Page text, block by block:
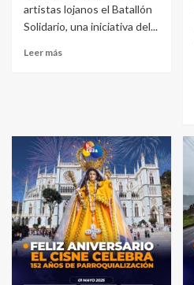
artistas lojanos el Batallón
Solidario, una iniciativa del...
Leer más